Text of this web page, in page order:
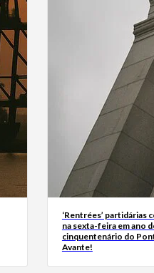
‘Rentrées’ partidárias
na sexta-feira em ano
cinquentenário do
Avante!